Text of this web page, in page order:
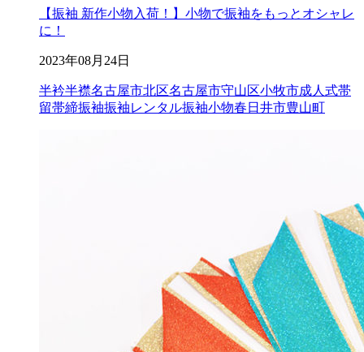
【振袖 新作小物入荷！】小物で振袖をもっとオシャレ
に！
2023年08月24日
半衿半襟名古屋市北区名古屋市守山区小牧市成人式帯
留帯締振袖振袖レンタル振袖小物春日井市豊山町